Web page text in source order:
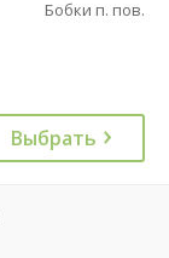
Бобки п. пов.
Выбрать